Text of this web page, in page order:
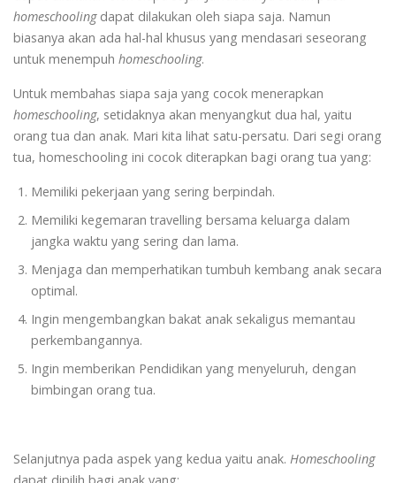
homeschoolingdapat dilakukan oleh siapa saja. Namun
biasanya akan ada hal-hal khusus yang mendasari seseorang
untuk menempuh homeschooling.
Untuk membahas siapa saja yang cocok menerapkan
homeschooling, setidaknya akan menyangkut dua hal, yaitu
orang tua dan anak. Mari kita lihat satu-persatu. Dari segi orang
tua, homeschooling ini cocok diterapkan bagi orang tua yang:
Memiliki pekerjaan yang sering berpindah.
Memiliki kegemaran travelling bersama keluarga dalam
jangka waktu yang sering dan lama.
Menjaga dan memperhatikan tumbuh kembang anak secara
optimal.
Ingin mengembangkan bakat anak sekaligus memantau
perkembangannya.
Ingin memberikan Pendidikan yang menyeluruh, dengan
bimbingan orang tua.
Selanjutnya pada aspek yang kedua yaitu anak. Homeschooling